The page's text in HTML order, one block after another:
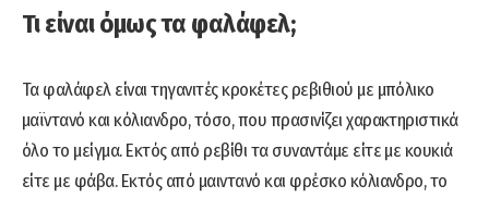
Τι είναι όμως τα φαλάφελ;
Τα φαλάφελ είναι τηγανιτές κροκέτες ρεβιθιού με μπόλικο
μαϊντανό και κόλιανδρο, τόσο, που πρασινίζει χαρακτηριστικά
όλο το μείγμα. Εκτός από ρεβίθι τα συναντάμε είτε με κουκιά
είτε με φάβα. Εκτός από μαιντανό και φρέσκο κόλιανδρο, το